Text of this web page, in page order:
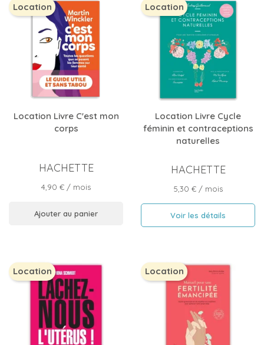
Location Livre C'est mon
corps
HACHETTE
Prix
4,90 € / mois
Ajouter au panier
Location
Location Livre Cycle
féminin et contraceptions
naturelles
HACHETTE
Prix
5,30 €/ mois
Voir les détails
Location
Location Location